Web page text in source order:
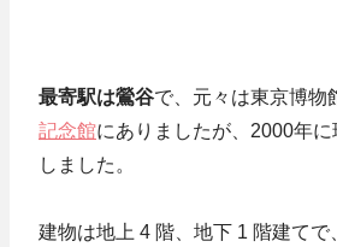
最寄駅は鶯谷で、元々は東京博物
記念館にありましたが、2000年
しました。
建物は地上 4 階、地下 1 階建てで